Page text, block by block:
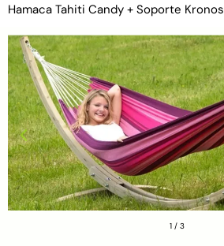
Hamaca Tahiti Candy + Soporte Kronos
1/ 3